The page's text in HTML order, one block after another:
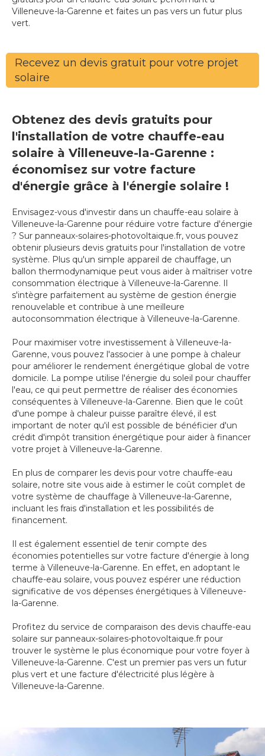
Villeneuve-la-Garenne et faites un pas vers un futur plus
vert.
Recevez un devis gratuit pour votre projet
solaire
Obtenez des devis gratuits pour
l'installation de votre chauffe-eau
solaire à Villeneuve-la-Garenne :
économisez sur votre facture
d'énergie grâce à l'énergie solaire !
Envisagez-vous d'investir dans un chauffe-eau solaire à
Villeneuve-la-Garenne pour réduire votre facture d'énergie
? Sur panneaux-solaires-photovoltaique.fr, vous pouvez
obtenir plusieurs devis gratuits pour l'installation de votre
système. Plus qu'un simple appareil de chauffage, un
ballon thermodynamique peut vous aider à maîtriser votre
consommation électrique à Villeneuve-la-Garenne. Il
s'intègre parfaitement au système de gestion énergie
renouvelable et contribue à une meilleure
autoconsommation électrique à Villeneuve-la-Garenne.
Pour maximiser votre investissement à Villeneuve-la-
Garenne, vous pouvez l'associer à une pompe à chaleur
pour améliorer le rendement énergétique global de votre
domicile. La pompe utilise l'énergie du soleil pour chauffer
l'eau, ce qui peut permettre de réaliser des économies
conséquentes à Villeneuve-la-Garenne. Bien que le coût
d'une pompe à chaleur puisse paraître élevé, il est
important de noter qu'il est possible de bénéficier d'un
crédit d'impôt transition énergétique pour aider à financer
votre projet à Villeneuve-la-Garenne.
En plus de comparer les devis pour votre chauffe-eau
solaire, notre site vous aide à estimer le coût complet de
votre système de chauffage à Villeneuve-la-Garenne,
incluant les frais d'installation et les possibilités de
financement.
Il est également essentiel de tenir compte des
économies potentielles sur votre facture d'énergie à long
terme à Villeneuve-la-Garenne. En effet, en adoptant le
chauffe-eau solaire, vous pouvez espérer une réduction
significative de vos dépenses énergétiques à Villeneuve-
la-Garenne.
Profitez du service de comparaison des devis chauffe-eau
solaire sur panneaux-solaires-photovoltaique.fr pour
trouver le système le plus économique pour votre foyer à
Villeneuve-la-Garenne. C'est un premier pas vers un futur
plus vert et une facture d'électricité plus légère à
Villeneuve-la-Garenne.